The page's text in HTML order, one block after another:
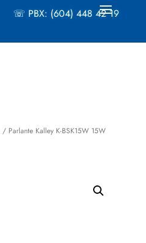
☏ PBX: (604) 448 42 19
/ Parlante Kalley K-BSK15W 15W